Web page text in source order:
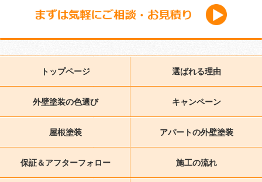
トップページ 選ばれる理由
外壁塗装の色選び キャンペーン
屋根塗装 アパートの外壁塗装
保証＆アフターフォロー 施工の流れ